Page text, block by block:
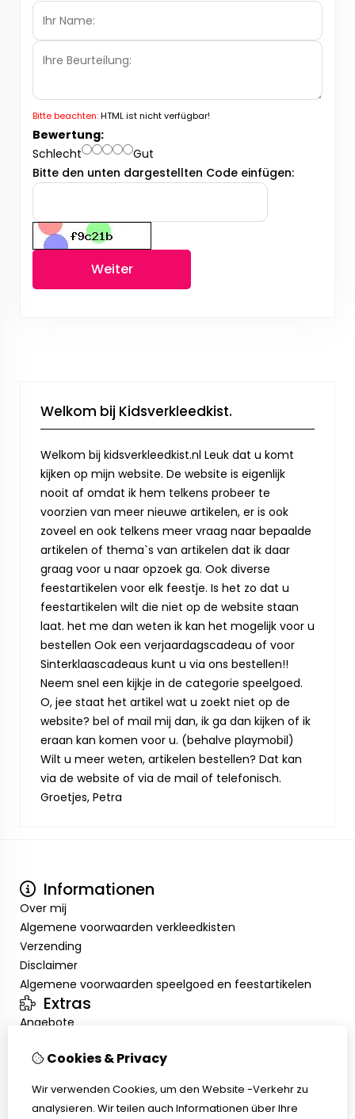
Bitte beachten:HTML ist nicht verfügbar!
Bewertung:
Schlecht
Gut
Bitte den unten dargestellten Code einfügen:
Weiter
Welkom bij Kidsverkleedkist.
Welkom bij kidsverkleedkist.nl Leuk dat u komt
kijken op mijn website. De website is eigenlijk
nooit af omdat ik hem telkens probeer te
voorzien van meer nieuwe artikelen, er is ook
zoveel en ook telkens meer vraag naar bepaalde
artikelen of thema`s van artikelen dat ik daar
graag voor u naar opzoek ga. Ook diverse
feestartikelen voor elk feestje. Is het zo dat u
feestartikelen wilt die niet op de website staan
laat. het me dan weten ik kan het mogelijk voor u
bestellen Ook een verjaardagscadeau of voor
Sinterklaascadeaus kunt u via ons bestellen!!
Neem snel een kijkje in de categorie speelgoed.
O, jee staat het artikel wat u zoekt niet op de
website? bel of mail mij dan, ik ga dan kijken of ik
eraan kan komen voor u. (behalve playmobil)
Wilt u meer weten, artikelen bestellen? Dat kan
via de website of via de mail of telefonisch.
Groetjes, Petra
Informationen
Over mij
Algemene voorwaarden verkleedkisten
Verzending
Disclaimer
Algemene voorwaarden speelgoed en feestartikelen
Extras
Angebote
InloggenCookies & Privacy
Wir verwenden Cookies, um den Website -Verkehr zu
analysieren. Wir teilen auch Informationen über Ihre